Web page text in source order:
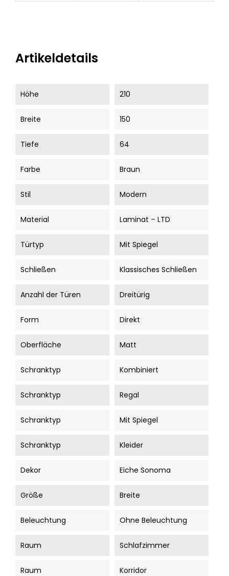
Artikeldetails
Höhe 210
Breite 150
Tiefe 64
Farbe Braun
Stil Modern
Material Laminat – LTD
Türtyp Mit Spiegel
Schließen Klassisches Schließen
Anzahl der Türen Dreitürig
Form Direkt
Oberfläche Matt
Schranktyp Kombiniert
Schranktyp Regal
Schranktyp Mit Spiegel
Schranktyp Kleider
Dekor Eiche Sonoma
Größe Breite
Beleuchtung Ohne Beleuchtung
Raum Schlafzimmer
Raum Korridor